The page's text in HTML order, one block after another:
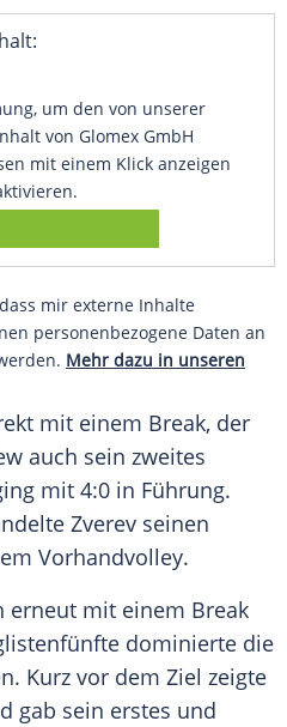
um den von unserer
von Glomex GmbH
mit einem Klick anzeigen
mir externe Inhalte
personenbezogene Daten an
Mehr dazu in unseren
mit einem Break, der
auch sein zweites
mit 4:0 in Führung.
Zverev seinen
Vorhandvolley.
erneut mit einem Break
dominierte die
Kurz vor dem Ziel zeigte
gab sein erstes und